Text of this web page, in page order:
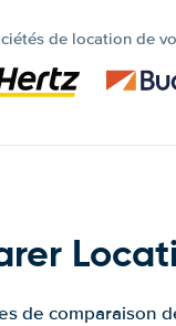
de location de
de comparaison